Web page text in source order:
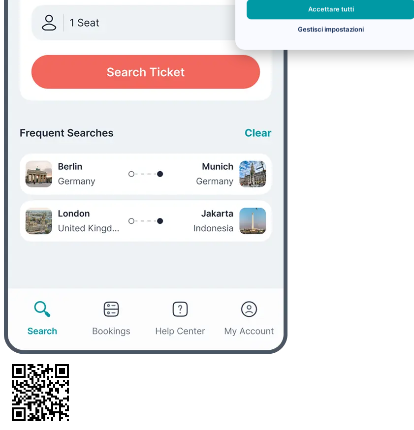
Accettare tutti
Gestisci impostazioni